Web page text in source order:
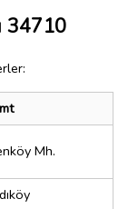
34710
Mh.